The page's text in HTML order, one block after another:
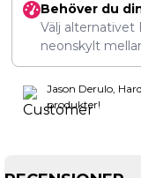
Behöver du
Välj alternativet
neonskylt
Jason Derulo,
produkter!